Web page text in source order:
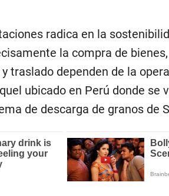
radica en la
la compra de
traslado dependen de la
ubicado en Perú donde se
de descarga de granos de